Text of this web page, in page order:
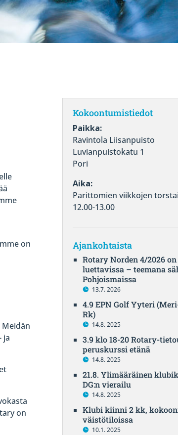
on
ja
on
Kokoontumistiedot
Paikka:
Ravintola Liisanpuisto
Luvianpuistokatu 1
Pori
Aika:
Parittomien viikkojen
12.00-13.00
Ajankohtaista
Rotary Norden 4/2026
luettavissa – teemana
Pohjoismaissa
13.7. 2026
4.9 EPN Golf Yyteri
Rk)
14.8. 2025
3.9 klo 18-20 Rotary-
peruskurssi etänä
14.8. 2025
21.8. Ylimääräinen
DG:n vierailu
14.8. 2025
Klubi kiinni 2 kk,
väistötiloissa
10.1. 2025